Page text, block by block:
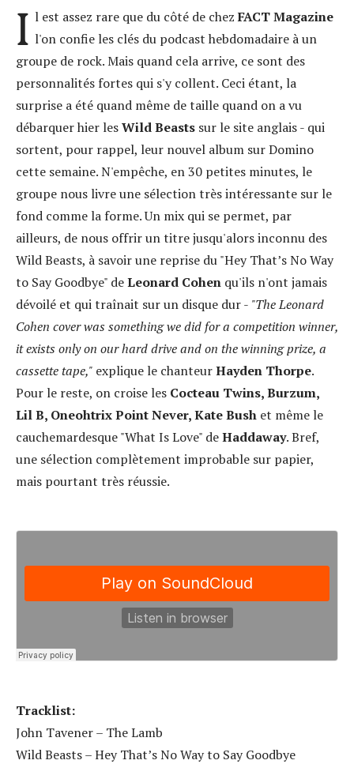
I l est assez rare que du côté de chezFACT Magazine
l'on confie les clés du podcast hebdomadaire à un
groupe de rock. Mais quand cela arrive, ce sont des
personnalités fortes qui s'y collent. Ceci étant, la
surprise a été quand même de taille quand on a vu
débarquer hier lesWild Beasts sur le site anglais - qui
sortent, pour rappel, leur nouvel album sur Domino
cette semaine. N'empêche, en 30 petites minutes, le
groupe nous livre une sélection très intéressante sur le
fond comme la forme. Un mix qui se permet, par
ailleurs, de nous offrir un titre jusqu'alors inconnu des
Wild Beasts, à savoir une reprise du "Hey That’s No Way
to Say Goodbye" deLeonard Cohen qu'ils n'ont jamais
dévoilé et qui traînait sur un disque dur - "The Leonard
Cohen cover was something we did for a competition winner,
it exists only on our hard drive and on the winning prize, a
cassette tape," explique le chanteurHayden Thorpe.
Pour le reste, on croise les Cocteau Twins, Burzum,
Lil B, Oneohtrix Point Never, Kate Bush et même le
cauchemardesque "What Is Love" deHaddaway. Bref,
une sélection complètement improbable sur papier,
mais pourtant très réussie.
Tracklist:
John Tavener – The Lamb
Wild Beasts – Hey That’s No Way to Say Goodbye